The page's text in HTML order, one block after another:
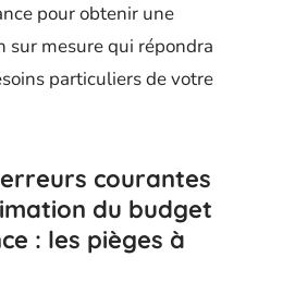
pour obtenir une
sur mesure qui répondra
particuliers de votre
courantes
du budget
: les pièges à